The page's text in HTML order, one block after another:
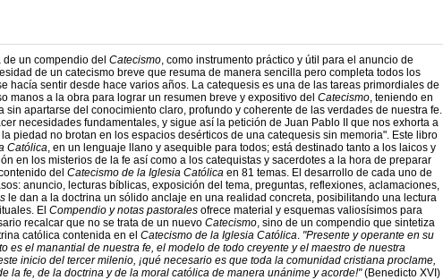
un compendio del Catecismo, como instrumento práctico y útil para el anuncio de
de un catecismo breve que resuma de manera sencilla pero completa todos los
hacía sentir desde hace varios años. La catequesis es una de las tareas primordiales de
manos a la obra para lograr un resumen breve y expositivo del Catecismo, teniendo en
apartarse del conocimiento claro, profundo y coherente de las verdades de nuestra fe.
necesidades fundamentales, y sigue así la petición de Juan Pablo II que nos exhorta a
piedad no brotan en los espacios desérticos de una catequesis sin memoria". Este libro
Católica, en un lenguaje llano y asequible para todos; está destinado tanto a los laicos y
en los misterios de la fe así como a los catequistas y sacerdotes a la hora de preparar
del Catecismo de la Iglesia Católica en 81 temas. El desarrollo de cada uno de
anuncio, lecturas bíblicas, exposición del tema, preguntas, reflexiones, aclamaciones,
le dan a la doctrina un sólido anclaje en una realidad concreta, posibilitando una lectura
El Compendio y notas pastorales ofrece material y esquemas valiosísimos para
recalcar que no se trata de un nuevo Catecismo, sino de un compendio que sintetiza
católica contenida en el Catecismo de la Iglesia Católica. "Presente y operante en su
es el manantial de nuestra fe, el modelo de todo creyente y el maestro de nuestra
inicio del tercer milenio, ¡qué necesario es que toda la comunidad cristiana proclame,
la fe, de la doctrina y de la moral católica de manera unánime y acorde!"(Benedicto XVI)